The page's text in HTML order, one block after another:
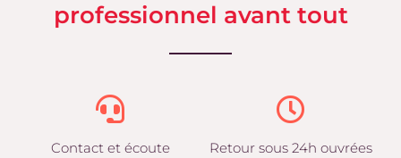
professionnel avant tout
Contact et écoute
Retour sous 24h ouvrées